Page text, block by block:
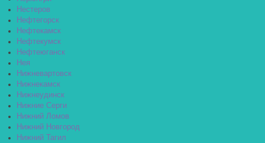
Нестеров
Нефтегорск
Нефтекамск
Нефтекумск
Нефтеюганск
Нея
Нижневартовск
Нижнекамск
Нижнеудинск
Нижние Серги
Нижний Ломов
Нижний Новгород
Нижний Тагил